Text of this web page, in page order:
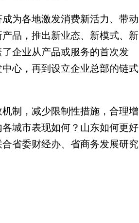
为各地激发消费新活力、带动
品，推出新业态、新模式、新
企业从产品或服务的首次发
心，再到设立企业总部的链式
制，减少限制性措施，合理增
城市表现如何？山东如何更好
省委财经办、省商务发展研究